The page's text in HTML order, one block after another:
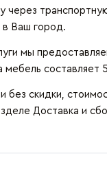
через
в Ваш город.
мы
мебель составляет
без скидки,
Доставка и